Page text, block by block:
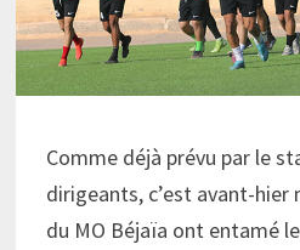
Comme déjà prévu par le
dirigeants, c’est avant-hier
du MO Béjaïa ont entamé